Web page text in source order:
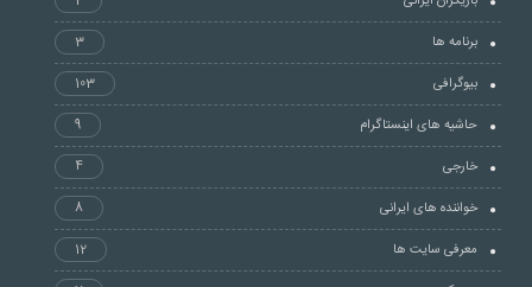
برنامه ها
3
بیوگرافی
103
حاشیه های اینستاگرام
9
خارجی
4
خواننده های ایرانی
8
معرفی سایت ها
12